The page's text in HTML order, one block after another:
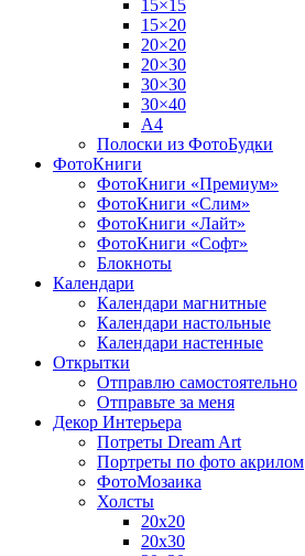
15×15
15×20
20×20
20×30
30×30
30×40
A4
Полоски из ФотоБудки
ФотоКниги
ФотоКниги «Премиум»
ФотоКниги «Слим»
ФотоКниги «Лайт»
ФотоКниги «Софт»
Блокноты
Календари
Календари магнитные
Календари настольные
Календари настенные
Открытки
Отправлю самостоятельно
Отправьте за меня
Декор Интерьера
Потреты Dream Art
Портреты по фото акрилом
ФотоМозаика
Холсты
20х20
20х30